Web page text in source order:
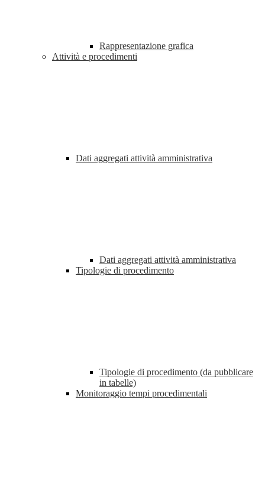
Rappresentazione grafica
Attività e procedimenti
Dati aggregati attività amministrativa
Dati aggregati attività amministrativa
Tipologie di procedimento
Tipologie di procedimento (da pubblicare
in tabelle)
Monitoraggio tempi procedimentali